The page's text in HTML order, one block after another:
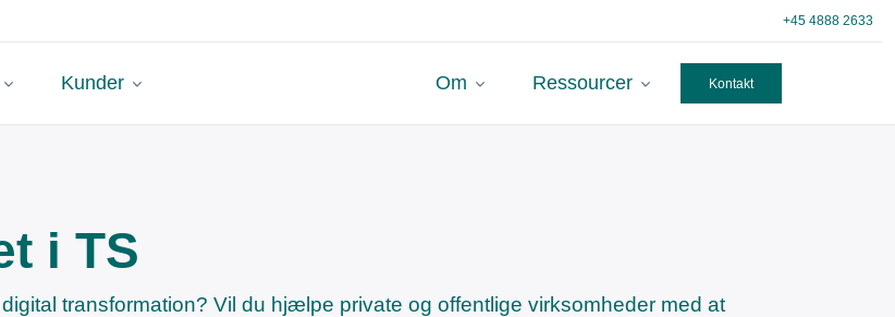
+45 4888 2633
Kunder Om Ressourcer Kontakt
i TS
transformation? Vil du hjælpe private og offentlige virksomheder med at